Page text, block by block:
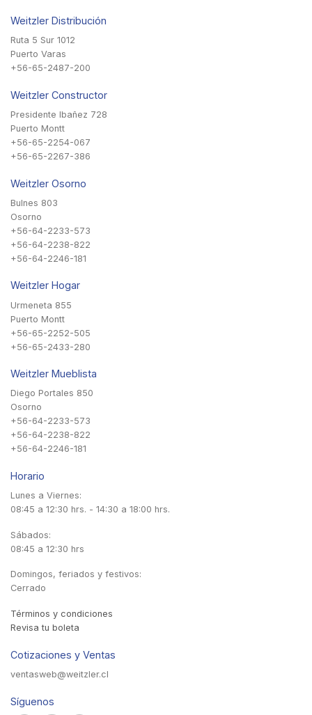
Weitzler Distribución
Ruta 5 Sur 1012
Puerto Varas
+56-65-2487-200
Weitzler Constructor
Presidente Ibañez 728
Puerto Montt
+56-65-2254-067
+56-65-2267-386
Weitzler Osorno
Bulnes 803
Osorno
+56-64-2233-573
+56-64-2238-822
+56-64-2246-181
Weitzler Hogar
Urmeneta 855
Puerto Montt
+56-65-2252-505
+56-65-2433-280
Weitzler Mueblista
Diego Portales 850
Osorno
+56-64-2233-573
+56-64-2238-822
+56-64-2246-181
Horario
Lunes a Viernes:
08:45 a 12:30 hrs. - 14:30 a 18:00 hrs.
Sábados:
08:45 a 12:30 hrs
Domingos, feriados y festivos:
Cerrado
Términos y condiciones
Revisa tu boleta
Cotizaciones y Ventas
ventasweb@weitzler.cl
Síguenos